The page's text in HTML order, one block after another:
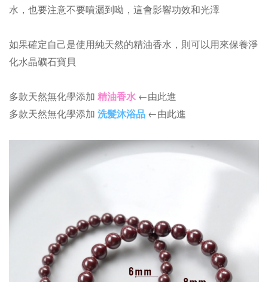
水，也要注意不要噴灑到呦，這會影響功效和光澤
如果確定自己是使用純天然的精油香水，則可以用來保養淨
化水晶礦石寶貝
多款天然無化學添加 精油香水 ←由此進
多款天然無化學添加 洗髮沐浴品 ←由此進